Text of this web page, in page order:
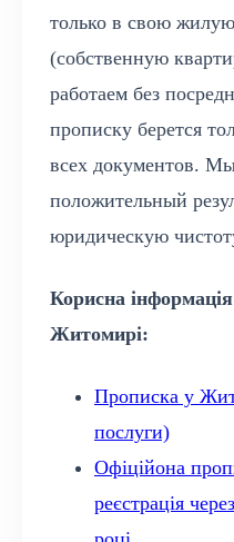
только в свою
(собственную
работаем без
прописку берется
всех документов.
положительный
юридическую
Корисна
Житомирі:
Прописка у
послуги)
Офіційона
реєстрація